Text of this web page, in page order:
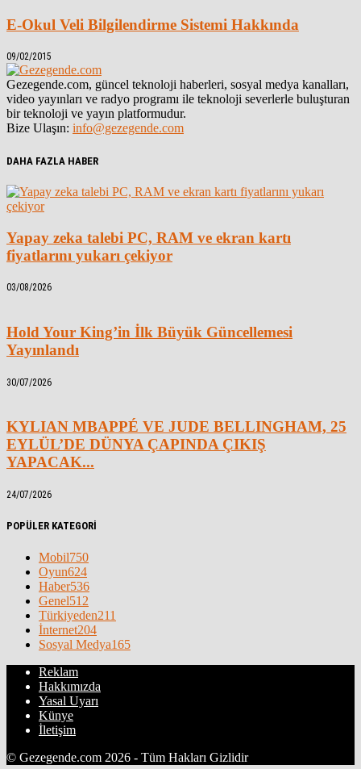
E-Okul Veli Bilgilendirme Sistemi Hakkında
09/02/2015
Gezegende.com, güncel teknoloji haberleri, sosyal medya kanalları,
video yayınları ve radyo programı ile teknoloji severlerle buluşturan
bir teknoloji ve yayın platformudur.
Bize Ulaşın: info@gezegende.com
DAHA FAZLA HABER
Yapay zeka talebi PC, RAM ve ekran kartı
fiyatlarını yukarı çekiyor
03/08/2026
Hold Your King’in İlk Büyük Güncellemesi
Yayınlandı
30/07/2026
KYLIAN MBAPPÉ VE JUDE BELLINGHAM, 25
EYLÜL’DE DÜNYA ÇAPINDA ÇIKIŞ
YAPACAK...
24/07/2026
POPÜLER KATEGORİ
Mobil750
Oyun624
Haber536
Genel512
Türkiyeden211
İnternet204
Sosyal Medya165
Reklam
Hakkımızda
Yasal Uyarı
Künye
İletişim
© Gezegende.com 2026 - Tüm Hakları Gizlidir